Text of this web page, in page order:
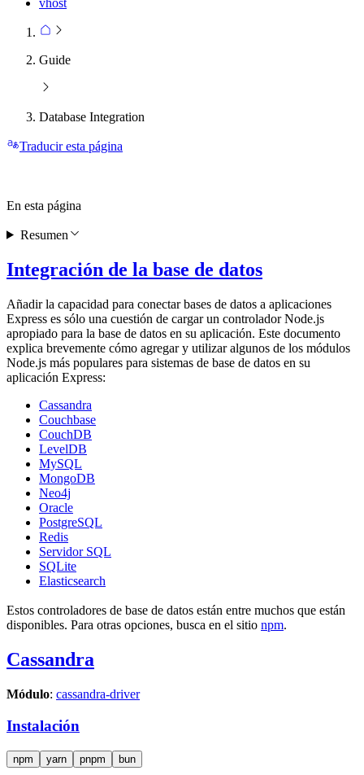
vhost
Guide
Database Integration
Traducir esta página
Integración de la base de datos
Añadir la capacidad para conectar bases de datos a aplicaciones
Express es sólo una cuestión de cargar un controlador Node.js
apropiado para la base de datos en su aplicación. Este documento
explica brevemente cómo agregar y utilizar algunos de los módulos
Node.js más populares para sistemas de base de datos en su
aplicación Express:
Cassandra
Couchbase
CouchDB
LevelDB
MySQL
MongoDB
Neo4j
Oracle
PostgreSQL
Redis
Servidor SQL
SQLite
Elasticsearch
Estos controladores de base de datos están entre muchos que están
disponibles. Para otras opciones, busca en el sitio npm.
Cassandra
Módulo: cassandra-driver
Instalación
npm yarn pnpm bun
En esta página
Resumen